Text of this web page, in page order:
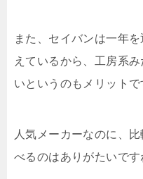
また、セイバンは一年
えているから、工房系
いというのもメリットで
人気メーカーなのに、
べるのはありがたいです